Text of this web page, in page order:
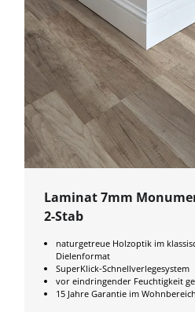
Laminat 7mm
2-Stab
naturgetreue Holzoptik im
Dielenformat
SuperKlick-Schnellverlegesystem
vor eindringender Feuchtigkeit
15 Jahre Garantie im Wohnbereich